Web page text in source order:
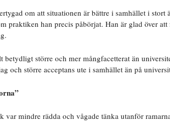
om att situationen är bättre i samhället i stort
praktiken han precis påbörjat. Han är glad över
betydligt större och mer mångfacetterat än
och större acceptans ute i samhället än på
var mindre rädda och vågade tänka utanför